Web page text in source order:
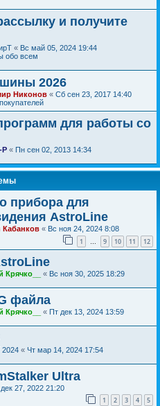
и получите
« Вс май 05, 2024 19:44
обо всем
2026
Никонов « Сб сен 23, 2017 14:40
для работы со
Р « Пн сен 02, 2013 14:34
прибора для
AstroLine
Кабанков « Вс ноя 24, 2024 8:08
1 … 9 10 11 12
Крячко__ « Вс ноя 30, 2025 18:29
файла
Крячко__ « Пт дек 13, 2024 13:59
2024 « Чт мар 14, 2024 17:54
Ultra
27, 2022 21:20
1 2 3 4 5